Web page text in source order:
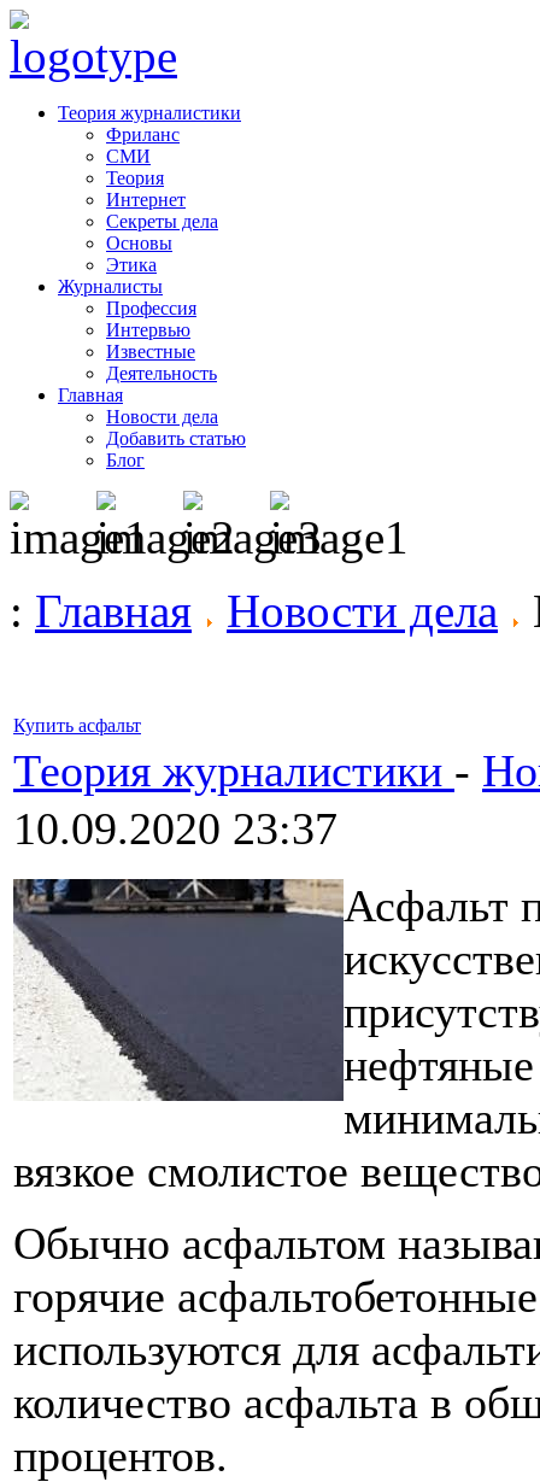
Теория журналистики
Фриланс
СМИ
Теория
Интернет
Секреты дела
Основы
Этика
Журналисты
Профессия
Интервью
Известные
Деятельность
Главная
Новости дела
Добавить статью
Блог
: Главная Новости дела
Купить асфальт
Теория журналистики -
10.09.2020 23:37
Асфальт
вязкое смолистое
Обычно асфальтом
горячие
используются для
количество асфальта в
процентов.